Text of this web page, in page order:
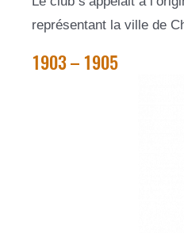
représentant la ville de
1903 – 1905